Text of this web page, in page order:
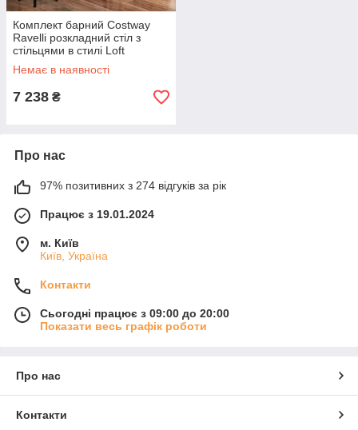
Комплект барний Costway
Ravelli розкладний стіл з
стільцями в стилі Loft
Немає в наявності
7 238 ₴
Про нас
97% позитивних з 274 відгуків за рік
Працює з 19.01.2024
м. Київ
Київ, Україна
Контакти
Сьогодні працює з 09:00 до 20:00
Показати весь графік роботи
Про нас
Контакти